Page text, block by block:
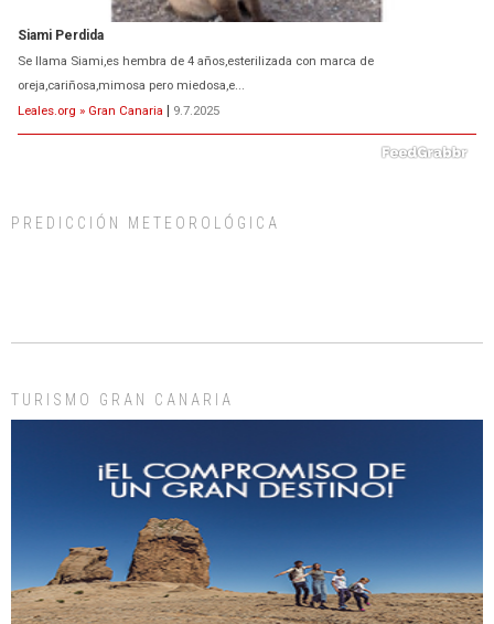
ADOPCIÓN URGENTE GATA TEROR GRAN CANARIA
El ayuntamiento se va a llevar a Los Gatos callejeros de la zona los próximos
días, ella incluida...
Adopción urgente
Busco adopción responsable para mi perra. Pastor alemán, hembra, 4 años. Por
motivos personales ...
PREDICCIÓN METEOROLÓGICA
TURISMO GRAN CANARIA